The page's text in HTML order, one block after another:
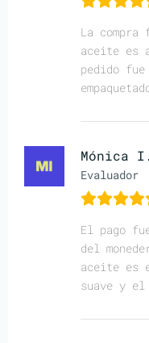
La
aceite es
pedido fue
Mónica I.
Evaluador
El pago
del
aceite es
suave y el